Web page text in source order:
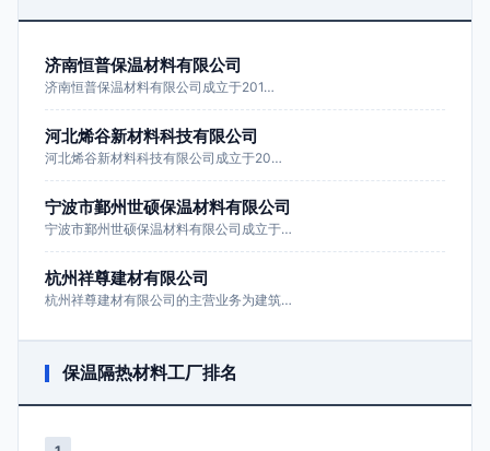
济南恒普保温材料有限公司
济南恒普保温材料有限公司成立于201…
河北烯谷新材料科技有限公司
河北烯谷新材料科技有限公司成立于20…
宁波市鄞州世硕保温材料有限公司
宁波市鄞州世硕保温材料有限公司成立于…
杭州祥尊建材有限公司
杭州祥尊建材有限公司的主营业务为建筑…
保温隔热材料工厂排名